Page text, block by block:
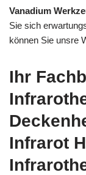
Vanadium
Sie sich
können Sie unsre
Ihr
Infrarot